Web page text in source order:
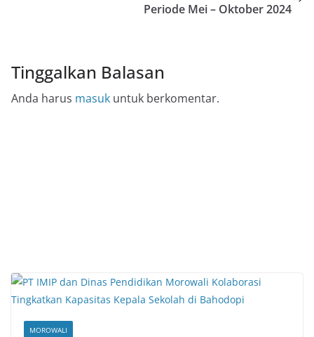
Periode Mei – Oktober 2024
Tinggalkan Balasan
Anda harus masuk untuk berkomentar.
MOROWALI